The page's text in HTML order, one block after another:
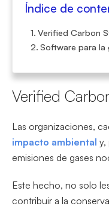
Índice de
Verified Carbon
Software para la
Verified
Las organizaciones,
impacto ambiental y,
emisiones de gases
Este hecho, no solo
contribuir a la